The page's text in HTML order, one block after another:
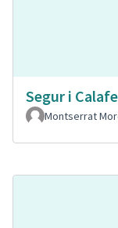
Segur i
Montserrat